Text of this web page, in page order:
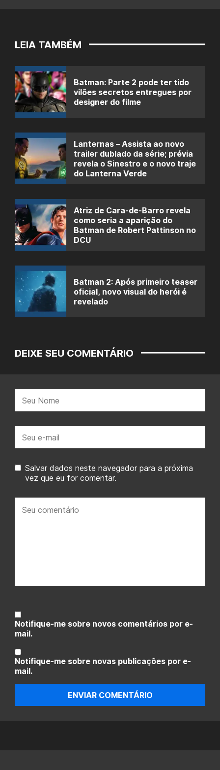
LEIA TAMBÉM
Batman: Parte 2 pode ter tido
vilões secretos entregues por
designer do filme
Lanternas – Assista ao novo
trailer dublado da série; prévia
revela o Sinestro e o novo traje
do Lanterna Verde
Atriz de Cara-de-Barro revela
como seria a aparição do
Batman de Robert Pattinson no
DCU
Batman 2: Após primeiro teaser
oficial, novo visual do herói é
revelado
DEIXE SEU COMENTÁRIO
mail:
Salvar dados neste navegador para a próxima
vez que eu for comentar.
comentário:
Notifique-me sobre novos comentários por e-
mail.
Notifique-me sobre novas publicações por e-
mail.
ENVIAR COMENTÁRIO